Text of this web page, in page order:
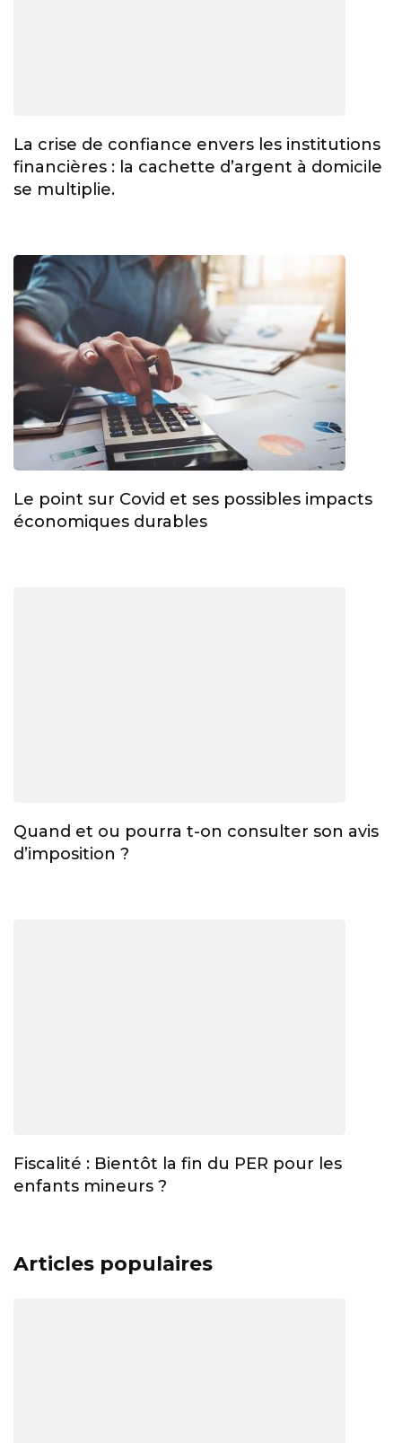
La crise de confiance envers les institutions
financières : la cachette d’argent à domicile
se multiplie.
Le point sur Covid et ses possibles impacts
économiques durables
Quand et ou pourra t-on consulter son avis
d’imposition ?
Fiscalité : Bientôt la fin du PER pour les
enfants mineurs ?
Articles populaires